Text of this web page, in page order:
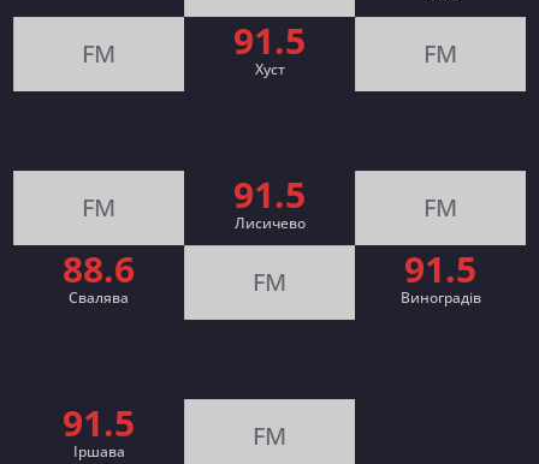
FM 91.5
Хуст FM
FM 91.5
Лисичево FM
88.6
Свалява FM 91.5
Виноградів
91.5
Іршава FM